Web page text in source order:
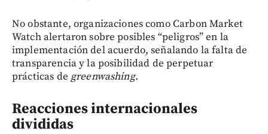
No obstante, organizaciones como Carbon Market
Watch alertaron sobre posibles “peligros” en la
implementación del acuerdo, señalando la falta de
transparencia y la posibilidad de perpetuar
prácticas de greenwashing.
Reacciones internacionales
divididas